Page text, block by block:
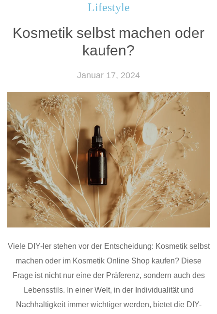
Lifestyle
Kosmetik selbst machen oder
kaufen?
Januar 17, 2024
Viele DIY-ler stehen vor der Entscheidung: Kosmetik selbst
machen oder im Kosmetik Online Shop kaufen? Diese
Frage ist nicht nur eine der Präferenz, sondern auch des
Lebensstils. In einer Welt, in der Individualität und
Nachhaltigkeit immer wichtiger werden, bietet die DIY-